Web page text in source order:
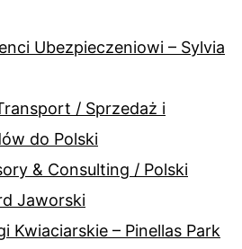
Ubezpieczeniowi – Sylvia
/ Sprzedaż i
do Polski
& Consulting / Polski
Jaworski
Kwiaciarskie – Pinellas Park